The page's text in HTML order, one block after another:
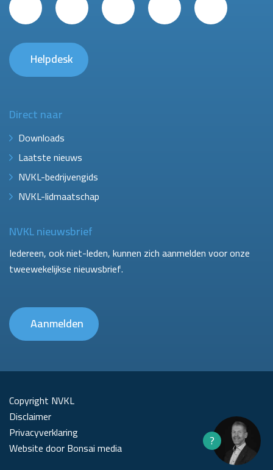
Helpdesk
Direct naar
Downloads
Laatste nieuws
NVKL-bedrijvengids
NVKL-lidmaatschap
NVKL nieuwsbrief
Iedereen, ook niet-leden, kunnen zich aanmelden voor onze
tweewekelijkse nieuwsbrief.
Aanmelden
Copyright NVKL
Disclaimer
Privacyverklaring
Website door Bonsai media
?